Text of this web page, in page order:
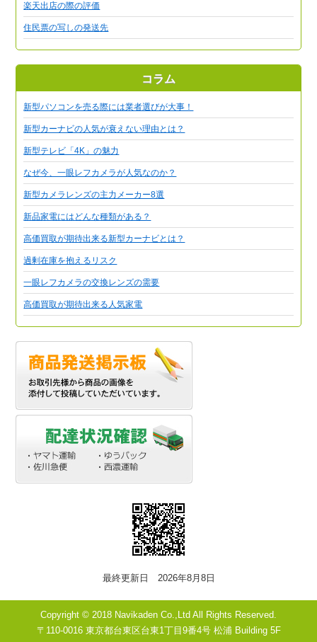
楽天出店の際の評価
住民票の写しの発送先
コラム
新型パソコンを売る際には業者選びが大事！
新型カーナビの人気が衰えない理由とは？
新型テレビ「4K」の魅力
なぜ今、一眼レフカメラが人気なのか？
新型カメラレンズの主力メーカー8選
新品家電にはどんな種類がある？
高価買取が期待出来る新型カーナビとは？
過剰在庫を抱えるリスク
一眼レフカメラの交換レンズの需要
高価買取が期待出来る人気家電
最終更新日 2026年8月8日
Copyright © 2018 Navikaden Co.,Ltd All Rights Reserved.
〒110-0016 東京都台東区台東1丁目9番4号 松浦 Building 5F